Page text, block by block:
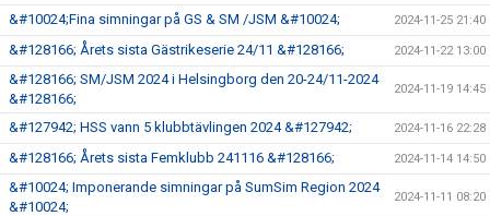
&#10024;Fina simningar på GS & SM /JSM &#10024; 2024-11-25 21:40
&#128166; Årets sista Gästrikeserie 24/11 &#128166; 2024-11-22 13:00
&#128166; SM/JSM 2024 i Helsingborg den 20-24/11-2024
&#128166;
2024-11-19 14:45
&#127942; HSS vann 5 klubbtävlingen 2024 &#127942; 2024-11-16 22:28
&#128166; Årets sista Femklubb 241116 &#128166; 2024-11-14 14:50
&#10024; Imponerande simningar på SumSim Region 2024
&#10024;
2024-11-11 08:20